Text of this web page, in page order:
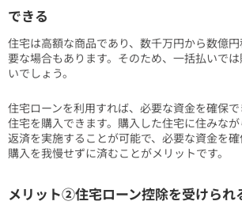
できる
住宅は高額な商品であり、数千万円から数億
要な場合もあります。そのため、一括払いで
いでしょう。
住宅ローンを利用すれば、必要な資金を確保
住宅を購入できます。購入した住宅に住みな
返済を実施することが可能で、必要な資金を
購入を我慢せずに済むことがメリットです。
メリット②住宅ローン控除を受けられ